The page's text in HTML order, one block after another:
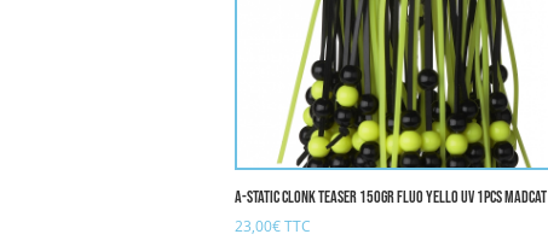
A-STATIC CLONK TEASER 150gr FLUO YELLO UV 1pcs MADCAT
23,00€ TTC